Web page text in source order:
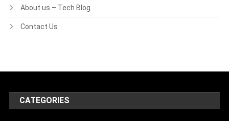
About us – Tech Blog
Contact Us
CATEGORIES